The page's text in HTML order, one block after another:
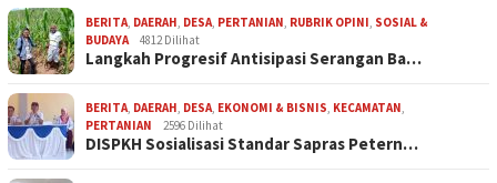
BERITA DAERAH DESA PERTANIAN RUBRIK OPINI SOSIAL &
BUDAYA
4812 Dilihat
Langkah Progresif Antisipasi Serangan Ba…
BERITA DAERAH DESA EKONOMI & BISNIS KECAMATAN
PERTANIAN
2596 Dilihat
DISPKH Sosialisasi Standar Sapras Petern…